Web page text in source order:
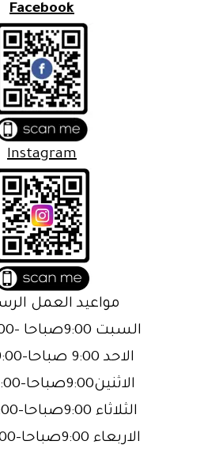
Facebook
Instagram
مواعيد العمل
السبت 9:00صباحا -9:00مساءا
الاحد 9:00 صباحا-9:00مساءا
الاثنين9:00صباحا-9:00مساءا
الثلاثاء 9:00صباحا-9:00مساءا
الاربعاء 9:00صباحا-9:00مساءا